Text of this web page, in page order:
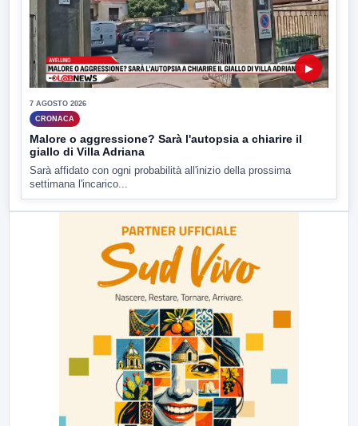
▶
7 AGOSTO 2026
CRONACA
Malore o aggressione? Sarà l'autopsia a chiarire il
giallo di Villa Adriana
Sarà affidato con ogni probabilità all'inizio della prossima
settimana l'incarico...